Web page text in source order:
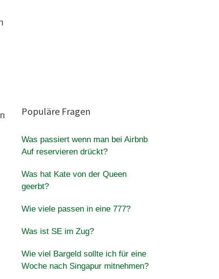
Populäre Fragen
Was passiert wenn man bei Airbnb
Auf reservieren drückt?
Was hat Kate von der Queen
geerbt?
Wie viele passen in eine 777?
Was ist SE im Zug?
Wie viel Bargeld sollte ich für eine
Woche nach Singapur mitnehmen?